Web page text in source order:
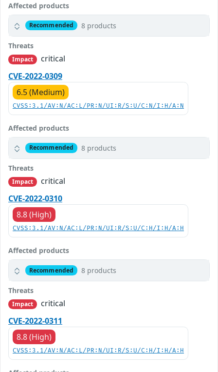
Affected products
Recommended 8 products
Threats
Impact
critical
CVE-2022-0309
6.5 (Medium)
CVSS:3.1/AV:N/AC:L/PR:N/UI:R/S:U/C:N/I:H/A:N
Affected products
Recommended 8 products
Threats
Impact
critical
CVE-2022-0310
8.8 (High)
CVSS:3.1/AV:N/AC:L/PR:N/UI:R/S:U/C:H/I:H/A:H
Affected products
Recommended 8 products
Threats
Impact
critical
CVE-2022-0311
8.8 (High)
CVSS:3.1/AV:N/AC:L/PR:N/UI:R/S:U/C:H/I:H/A:H